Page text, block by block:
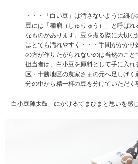
・・・「白い豆」は汚さないように細
豆には「種瘤（しゅりゅう）」と呼ばれ
なものがあります。豆を煮る際に大切
はとても汚れやすく・・・手間がかかり
の方が作りたがられないのは当然のこと
担当者は、白小豆を原料として手に入
区・十勝地区の農家さまの元へ足しげ
分の中から精一杯の豆を分けていただく
「白小豆陣太鼓」にかけるてまひまと思いを感